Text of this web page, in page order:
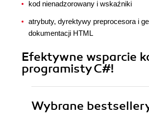
kod nienadzorowany i wskaźniki
atrybuty, dyrektywy preprocesora i
dokumentacji HTML
Efektywne wsparcie
programisty C#!
Wybrane